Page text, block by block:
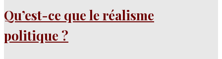
Qu’est-ce que le réalisme
politique ?